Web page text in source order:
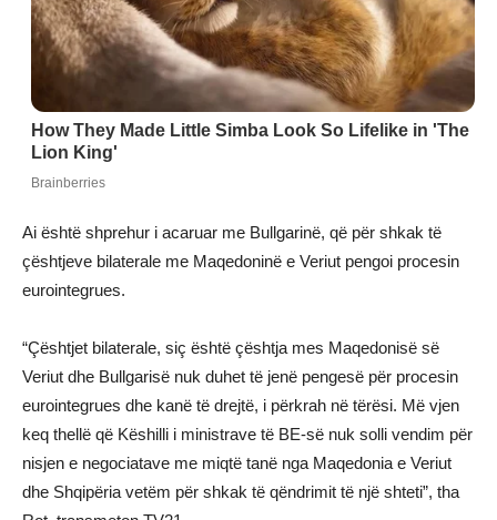
Ai është shprehur i acaruar me Bullgarinë, që për shkak të
çështjeve bilaterale me Maqedoninë e Veriut pengoi procesin
eurointegrues.
“Çështjet bilaterale, siç është çështja mes Maqedonisë së
Veriut dhe Bullgarisë nuk duhet të jenë pengesë për procesin
eurointegrues dhe kanë të drejtë, i përkrah në tërësi. Më vjen
keq thellë që Këshilli i ministrave të BE-së nuk solli vendim për
nisjen e negociatave me miqtë tanë nga Maqedonia e Veriut
dhe Shqipëria vetëm për shkak të qëndrimit të një shteti”, tha